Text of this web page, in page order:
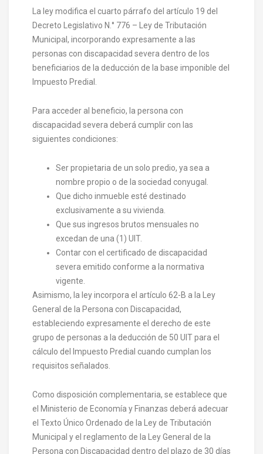
La ley modifica el cuarto párrafo del artículo 19 del
Decreto Legislativo N.° 776 – Ley de Tributación
Municipal, incorporando expresamente a las
personas con discapacidad severa dentro de los
beneficiarios de la deducción de la base imponible del
Impuesto Predial.
Para acceder al beneficio, la persona con
discapacidad severa deberá cumplir con las
siguientes condiciones:
Ser propietaria de un solo predio, ya sea a
nombre propio o de la sociedad conyugal.
Que dicho inmueble esté destinado
exclusivamente a su vivienda.
Que sus ingresos brutos mensuales no
excedan de una (1) UIT.
Contar con el certificado de discapacidad
severa emitido conforme a la normativa
vigente.
Asimismo, la ley incorpora el artículo 62-B a la Ley
General de la Persona con Discapacidad,
estableciendo expresamente el derecho de este
grupo de personas a la deducción de 50 UIT para el
cálculo del Impuesto Predial cuando cumplan los
requisitos señalados.
Como disposición complementaria, se establece que
el Ministerio de Economía y Finanzas deberá adecuar
el Texto Único Ordenado de la Ley de Tributación
Municipal y el reglamento de la Ley General de la
Persona con Discapacidad dentro del plazo de 30 días